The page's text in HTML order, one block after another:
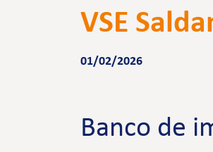
VSE
01/02/2026
Banco de